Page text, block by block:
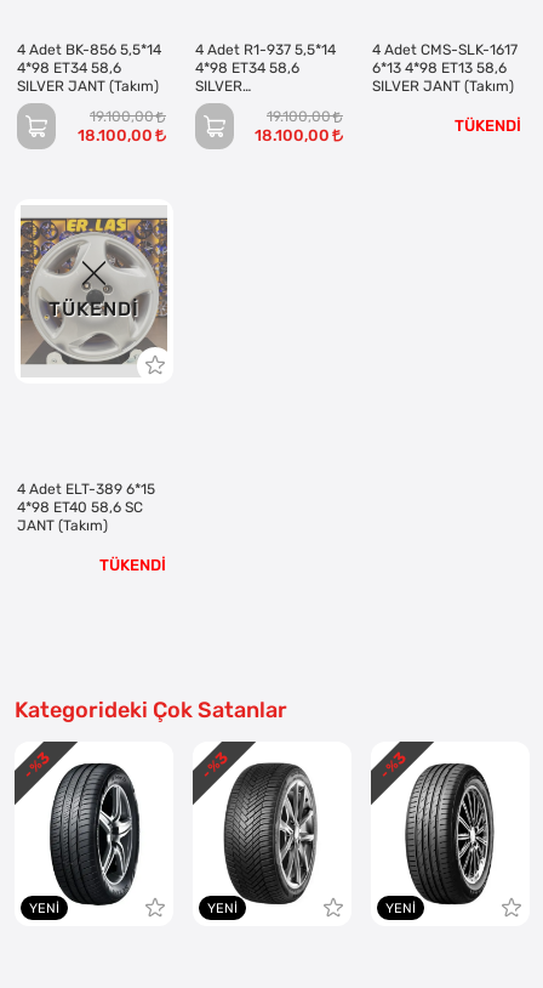
4 Adet BK-856 5,5*14
4*98 ET34 58,6
SILVER JANT (Takım)
19.100,00
18.100,00
4 Adet R1-937 5,5*14
4*98 ET34 58,6
SILVER
JANT(ALTIKOL)
(Takım)
19.100,00
18.100,00
4 Adet CMS-SLK-1617
6*13 4*98 ET13 58,6
SILVER JANT (Takım)
TÜKENDİ
TÜKENDI
4 Adet ELT-389 6*15
4*98 ET40 58,6 SC
JANT (Takım)
TÜKENDİ
Kategorideki Çok Satanlar
YENI
- %
3
YENI
- %
3
YENI
- %
3